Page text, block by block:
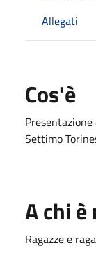
Allegati
Cos'è
Settimo
A chi
Ragazze e